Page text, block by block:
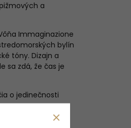
a
Immaginazione
bylín
tóny. Dizajn a
sa zdá, že čas je
o jedinečnosti